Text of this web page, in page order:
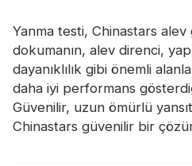
Yanma testi, Chinastars alev
dokumanın, alev direnci,
dayanıklılık gibi önemli
daha iyi performans
Güvenilir, uzun ömürlü
Chinastars güvenilir bir